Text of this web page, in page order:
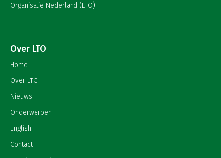
Organisatie Nederland (LTO).
Over LTO
Home
Over LTO
Nieuws
Onderwerpen
English
Contact